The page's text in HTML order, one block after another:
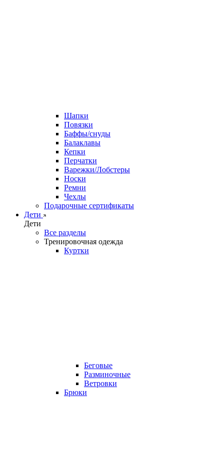
Шапки
Повязки
Баффы/снуды
Балаклавы
Кепки
Перчатки
Варежки/Лобстеры
Носки
Ремни
Чехлы
Подарочные сертификаты
Дети
Дети
Все разделы
Тренировочная одежда
Куртки
Беговые
Разминочные
Ветровки
Брюки